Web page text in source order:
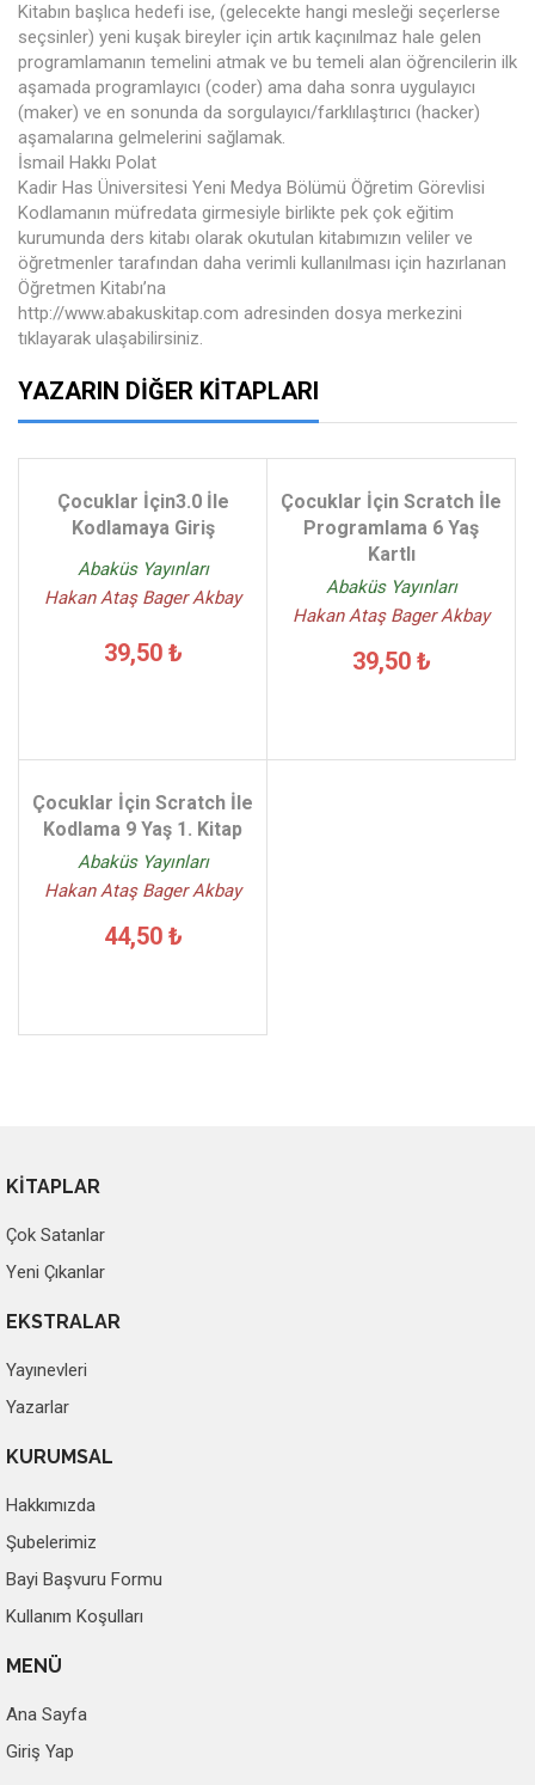
Kitabın başlıca hedefi ise, (gelecekte hangi mesleği seçerlerse
seçsinler) yeni kuşak bireyler için artık kaçınılmaz hale gelen
programlamanın temelini atmak ve bu temeli alan öğrencilerin ilk
aşamada programlayıcı (coder) ama daha sonra uygulayıcı
(maker) ve en sonunda da sorgulayıcı/farklılaştırıcı (hacker)
aşamalarına gelmelerini sağlamak.
İsmail Hakkı Polat
Kadir Has Üniversitesi Yeni Medya Bölümü Öğretim Görevlisi
Kodlamanın müfredata girmesiyle birlikte pek çok eğitim
kurumunda ders kitabı olarak okutulan kitabımızın veliler ve
öğretmenler tarafından daha verimli kullanılması için hazırlanan
Öğretmen Kitabı’na
http://www.abakuskitap.com adresinden dosya merkezini
tıklayarak ulaşabilirsiniz.
YAZARIN DIĞER KITAPLARI
Çocuklar İçin3.0 İle
Kodlamaya Giriş
Abaküs Yayınları
Hakan Ataş Bager Akbay
39,50 ₺
Çocuklar İçin Scratch İle
Programlama 6 Yaş
Kartlı
Abaküs Yayınları
Hakan Ataş Bager Akbay
39,50 ₺
Çocuklar İçin Scratch İle
Kodlama 9 Yaş 1. Kitap
Abaküs Yayınları
Hakan Ataş Bager Akbay
44,50 ₺
KİTAPLAR
Çok Satanlar
Yeni Çıkanlar
EKSTRALAR
Yayınevleri
Yazarlar
KURUMSAL
Hakkımızda
Şubelerimiz
Bayi Başvuru Formu
Kullanım Koşulları
MENÜ
Ana Sayfa
Giriş Yap